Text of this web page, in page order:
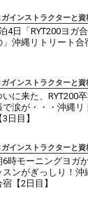
ガインストラクターと資
4日「RYT200ヨガ
」沖縄リトリート合
ガインストラクターと資
いに来た、RYT200
で涙が・・・沖縄リ
3日目】
ガインストラクターと資
6時モーニングヨガ
スンがぎっしり！沖
宿【2日目】